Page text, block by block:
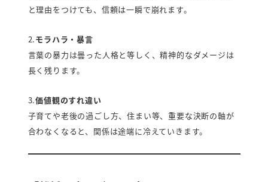
と理由をつけても、信頼は一瞬で崩れます。
2.モラハラ・暴言
言葉の暴力は曇った人格と等しく、精神的なダメージは
長く残ります。
3.価値観のすれ違い
子育てや老後の過ごし方、住まい等、重要な決断の軸が
合わなくなると、関係は途端に冷えていきます。